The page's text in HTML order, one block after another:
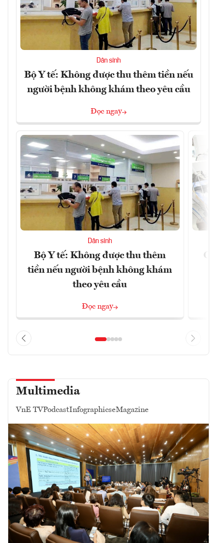
Dân sinh
Bộ Y tế: Không được thu thêm tiền nếu
người bệnh không khám theo yêu cầu
Đọc ngay
Dân sinh
Bộ Y tế: Không được thu thêm
tiền nếu người bệnh không khám
theo yêu cầu
Đọc ngay
Multimedia
VnE TVPodcastInfographicseMagazine